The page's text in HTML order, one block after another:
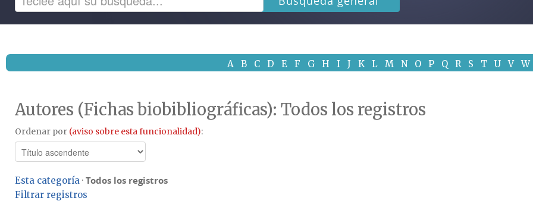
A B C D E F G H I J K L M N O P Q R S T U V W
Autores (Fichas biobibliográficas): Todos los registros
Ordenar por (aviso sobre esta funcionalidad):
Esta categoría · Todos los registros
Filtrar registros